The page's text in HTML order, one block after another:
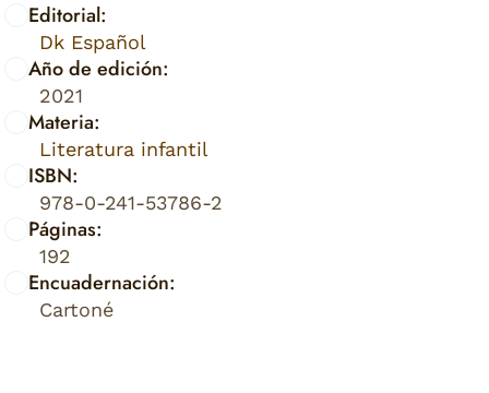
Editorial:
Dk Español
Año de edición:
2021
Materia:
Literatura infantil
ISBN:
978-0-241-53786-2
Páginas:
192
Encuadernación:
Cartoné